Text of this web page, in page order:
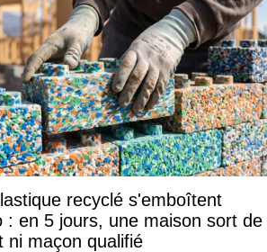
recyclé s'emboîtent
: en 5 jours, une maison sort de
ni maçon qualifié